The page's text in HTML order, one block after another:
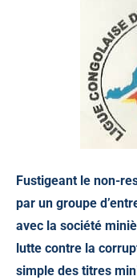
Fustigeant le non-
par un groupe
avec la société
lutte contre la
simple des titres